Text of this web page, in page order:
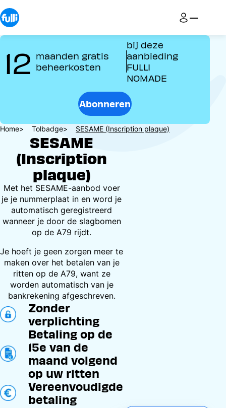
Overslaan
en
naar
de
gaan
12 maanden gratis
beheerkosten
bij deze
aanbieding
FULLI
NOMADE
Abonneren
Kruimelpad
Home Tolbadge SESAME (Inscription plaque)
SESAME
(Inscription
plaque)
Met het SESAME-aanbod voer
je je nummerplaat in en word je
automatisch geregistreerd
wanneer je door de slagbomen
op de A79 rijdt.
Je hoeft je geen zorgen meer te
maken over het betalen van je
ritten op de A79, want ze
worden automatisch van je
bankrekening afgeschreven.
Zonder
verplichting
Betaling op de
15e van de
maand volgend
op uw ritten
Vereenvoudigde
betaling